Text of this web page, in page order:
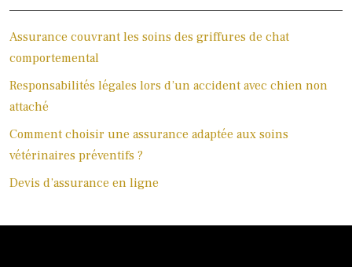
Assurance couvrant les soins des griffures de chat
comportemental
Responsabilités légales lors d’un accident avec chien non
attaché
Comment choisir une assurance adaptée aux soins
vétérinaires préventifs ?
Devis d’assurance en ligne